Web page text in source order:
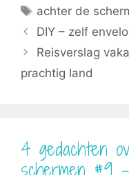
o
k
e
s
t
Tags
achter de
DIY – zelf
Reisverslag
prachtig land
4 gedachten
schermen #9 –